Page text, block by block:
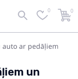
0 0
auto ar pedāļiem
un